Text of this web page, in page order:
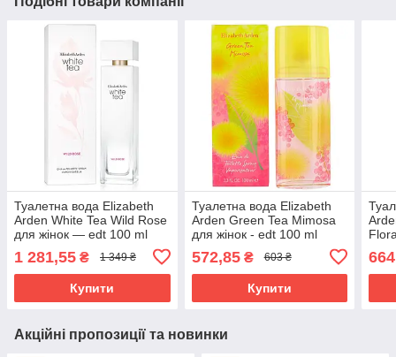
Туалетна вода Elizabeth
Arden White Tea Wild Rose
для жінок — edt 100 ml
1 281,55 ₴ 1 349 ₴
Купити
Туалетна вода Elizabeth
Arden Green Tea Mimosa
для жінок - edt 100 ml
572,85₴ 603 ₴
Купити
Акційні пропозиції та новинки